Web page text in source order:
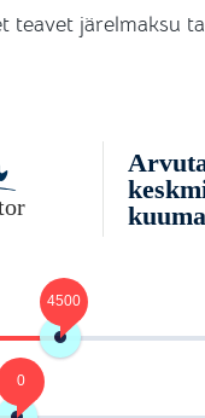
teavet järelmaksu